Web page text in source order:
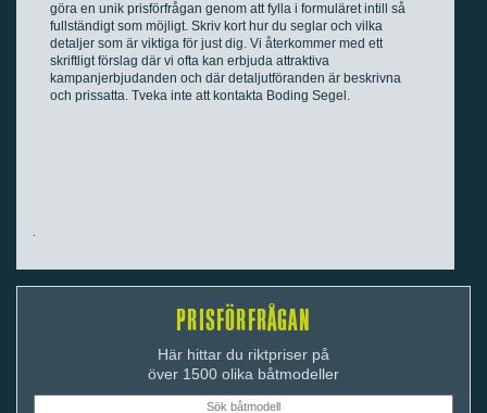
göra en unik prisförfrågan genom att fylla i formuläret intill så
fullständigt som möjligt. Skriv kort hur du seglar och vilka
detaljer som är viktiga för just dig. Vi återkommer med ett
skriftligt förslag där vi ofta kan erbjuda attraktiva
kampanjerbjudanden och där detaljutföranden är beskrivna
och prissatta. Tveka inte att kontakta Boding Segel.
PRISFÖRFRÅGAN
Här hittar du riktpriser på
över 1500 olika båtmodeller